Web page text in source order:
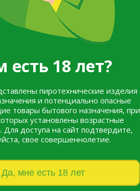
есть 18 лет?
пиротехнические изделия
и потенциально опасные
товары бытового назначения, при
установлены возрастные
Для доступа на сайт подтвердите,
свое совершеннолетие.
Да, мне есть 18 лет
в соцсетях:
Все товары
Listok
Новинки